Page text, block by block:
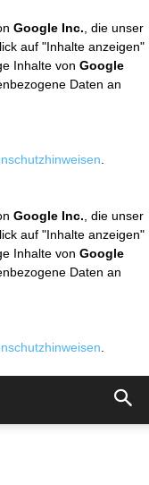
Google Inc. , die unser
auf "Inhalte anzeigen"
Inhalte von Google
Daten an
Google Inc. , die unser
auf "Inhalte anzeigen"
Inhalte von Google
Daten an